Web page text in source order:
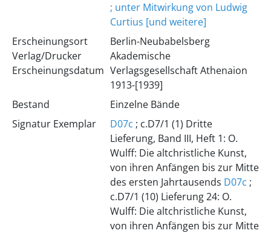
; unter Mitwirkung von Ludwig
Curtius [und weitere]
Erscheinungsort
Verlag/Drucker
Erscheinungsdatum
Berlin-Neubabelsberg
Akademische
Verlagsgesellschaft Athenaion
1913-[1939]
Bestand
Einzelne Bände
Signatur Exemplar
D07c ; c.D7/1 (1) Dritte
Lieferung, Band III, Heft 1: O.
Wulff: Die altchristliche Kunst,
von ihren Anfängen bis zur Mitte
des ersten Jahrtausends D07c ;
c.D7/1 (10) Lieferung 24: O.
Wulff: Die altchristliche Kunst,
von ihren Anfängen bis zur Mitte